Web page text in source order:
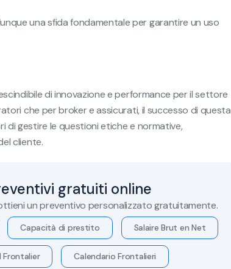
una sfida fondamentale per garantire un uso
di innovazione e performance per il settore
che per broker e assicurati, il successo di questa
gestire le questioni etiche e normative,
cliente.
gratuiti online
un preventivo personalizzato gratuitamente.
Capacità di prestito Salaire Brut en Net
Frontalier Calendario Frontalieri